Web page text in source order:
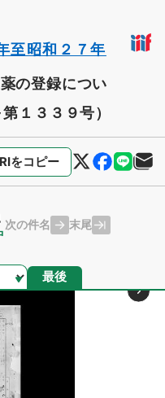
至昭和２７年
の登録につい
１３３９号）
をコピー
次の件名 末尾
最後